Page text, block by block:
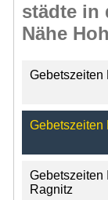
städte in
Nähe
Gebetszeiten
Gebetszeiten
Gebetszeiten
Ragnitz